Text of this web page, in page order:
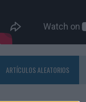
ARTÍCULOS ALEATORIOS